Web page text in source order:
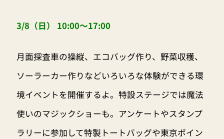
3/8（日） 10:00〜17:00
月面探査車の操縦、エコバッグ作り、野菜収穫、
ソーラーカー作りなどいろいろな体験ができる環
境イベントを開催するよ。特設ステージでは魔法
使いのマジックショーも。アンケートやスタンプ
ラリーに参加して特製トートバッグや東京ポイン